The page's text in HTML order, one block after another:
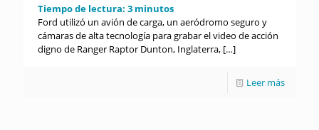
Tiempo de lectura: 3 minutos
Ford utilizó un avión de carga, un aeródromo seguro y
cámaras de alta tecnología para grabar el video de acción
digno de Ranger Raptor Dunton, Inglaterra, […]
Leer más